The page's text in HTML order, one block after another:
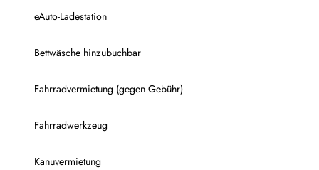
eAuto-Ladestation
Bettwäsche hinzubuchbar
Fahrradvermietung (gegen Gebühr)
Fahrradwerkzeug
Kanuvermietung